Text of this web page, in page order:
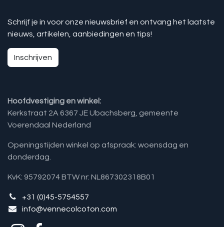
Schrijf je in voor onze nieuwsbrief en ontvang het laatste
nieuws, artikelen, aanbiedingen en tips!
Inschrijven
Hoofdvestiging en winkel:
Kerkstraat 2A 6367 JE Ubachsberg, gemeente
Voerendaal Nederland
Openingstijden winkel op afspraak: woensdag en
donderdag.
KvK: 95792074 BTW nr: NL867302318B01
+31 (0)45-5754557
info@vennecolcoton.com